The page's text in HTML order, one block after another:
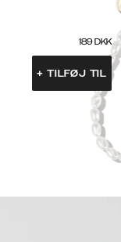
189 DKK
+ TILFØJ TIL